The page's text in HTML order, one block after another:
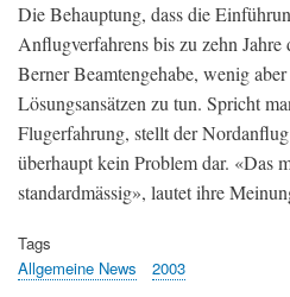
Die Behauptung, dass die
Anflugverfahrens bis zu zehn
Berner Beamtengehabe, wenig
Lösungsansätzen zu tun. Spricht
Flugerfahrung, stellt der
überhaupt kein Problem dar. «Das
standardmässig», lautet ihre
Tags
Allgemeine News
2003